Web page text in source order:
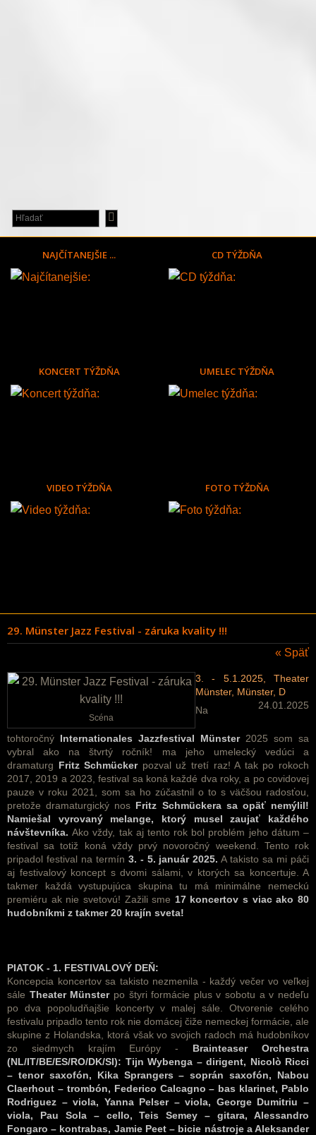
NAJČÍTANEJŠIE ... CD TÝŽDŇA
KONCERT TÝŽDŇA UMELEC TÝŽDŇA
VIDEO TÝŽDŇA FOTO TÝŽDŇA
29. Münster Jazz Festival - záruka kvality !!!
« Späť
Scéna
3. - 5.1.2025, Theater
Münster, Münster, D
24.01.2025
Na
tohtoročný Internationales Jazzfestival Münster2025 som sa
vybral ako na štvrtý ročník! ma jeho umelecký vedúci a
dramaturg Fritz Schmückerpozval už tretí raz! A tak po rokoch
2017, 2019 a 2023, festival sa koná každé dva roky, a po covidovej
pauze v roku 2021, som sa ho zúčastnil o to s väčšou radosťou,
pretože dramaturgický nos Fritz Schmückera sa opäť nemýlil!
Namiešal vyrovaný melange, ktorý musel zaujať každého
návštevníka.Ako vždy, tak aj tento rok bol problém jeho dátum –
festival sa totiž koná vždy prvý novoročný weekend. Tento rok
pripadol festival na termín 3. - 5. január 2025. A takisto sa mi páči
aj festivalový koncept s dvomi sálami, v ktorých sa koncertuje. A
takmer každá vystupujúca skupina tu má minimálne nemeckú
premiéru ak nie svetovú! Zažili sme 17 koncertov s viac ako 80
hudobníkmi z takmer 20 krajín sveta!
PIATOK - 1. FESTIVALOVÝ DEŇ:
Koncepcia koncertov sa takisto nezmenila - každý večer vo veľkej
sále Theater Münsterpo štyri formácie plus v sobotu a v nedeľu
po dva popoludňajšie koncerty v malej sále. Otvorenie celého
festivalu pripadlo tento rok nie domácej čiže nemeckej formácie, ale
skupine z Holandska, ktorá však vo svojich radoch má hudobníkov
zo siedmych krajím Európy - Brainteaser Orchestra
(NL/IT/BE/ES/RO/DK/SI): Tijn Wybenga – dirigent, Nicolò Ricci
– tenor saxofón, Kika Sprangers – soprán saxofón, Nabou
Claerhout – trombón, Federico Calcagno – bas klarinet, Pablo
Rodriguez – viola, Yanna Pelser – viola, George Dumitriu –
viola, Pau Sola – cello, Teis Semey – gitara, Alessandro
Fongaro – kontrabas, Jamie Peet – bicie nástroje a Aleksander